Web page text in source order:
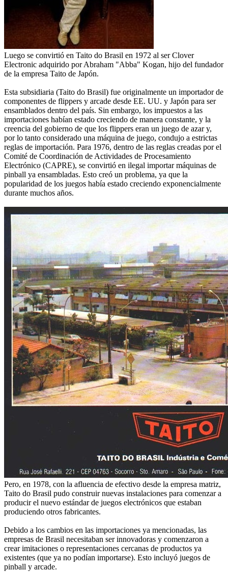
Luego se convirtió en Taito do Brasil en 1972 al ser Clover
Electronic adquirido por Abraham "Abba" Kogan, hijo del fundador
de la empresa Taito de Japón.
Esta subsidiaria (Taito do Brasil) fue originalmente un importador de
componentes de flippers y arcade desde EE. UU. y Japón para ser
ensamblados dentro del país. Sin embargo, los impuestos a las
importaciones habían estado creciendo de manera constante, y la
creencia del gobierno de que los flippers eran un juego de azar y,
por lo tanto considerado una máquina de juego, condujo a estrictas
reglas de importación. Para 1976, dentro de las reglas creadas por el
Comité de Coordinación de Actividades de Procesamiento
Electrónico (CAPRE), se convirtió en ilegal importar máquinas de
pinball ya ensambladas. Esto creó un problema, ya que la
popularidad de los juegos había estado creciendo exponencialmente
durante muchos años.
Pero, en 1978, con la afluencia de efectivo desde la empresa matriz,
Taito do Brasil pudo construir nuevas instalaciones para comenzar a
producir el nuevo estándar de juegos electrónicos que estaban
produciendo otros fabricantes.
Debido a los cambios en las importaciones ya mencionadas, las
empresas de Brasil necesitaban ser innovadoras y comenzaron a
crear imitaciones o representaciones cercanas de productos ya
existentes (que ya no podían importarse). Esto incluyó juegos de
pinball y arcade.